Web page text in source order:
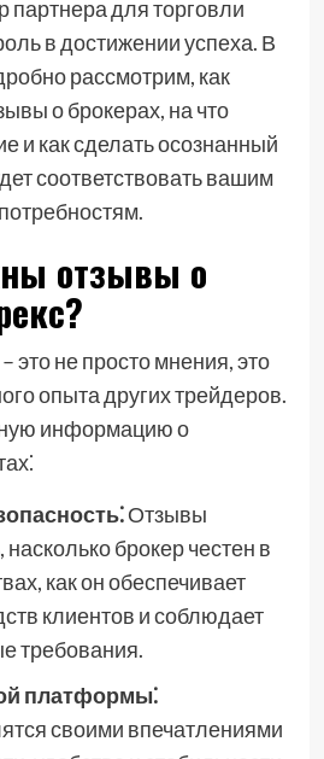
для торговли
в достижении успеха. В
рассмотрим, как
о брокерах, на что
и как сделать осознанный
соответствовать вашим
отзывы о
это не просто мнения, это
опыта других трейдеров.
информацию о
Отзывы
брокер честен в
как он обеспечивает
клиентов и соблюдает
требования.
платформы⁚
своими впечатлениями